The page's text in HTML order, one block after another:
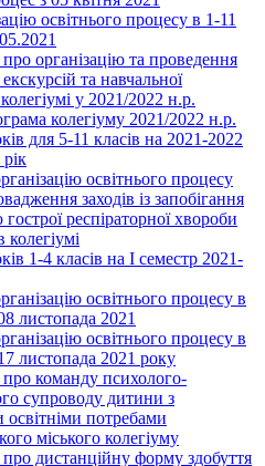
освітнього процесу в 1-11
організацію та проведення
та навчальної
у 2021/2022 н.р.
колегіуму 2021/2022 н.р.
для 5-11 класів на 2021-2022
освітнього процесу
заходів із запобігання
респіраторної хвороби
1-4 класів на І семестр 2021-
освітнього процесу в
листопада 2021
освітнього процесу в
листопада 2021 року
команду психолого-
супроводу дитини з
потребами
міського колегіуму
дистанційну форму здобуття